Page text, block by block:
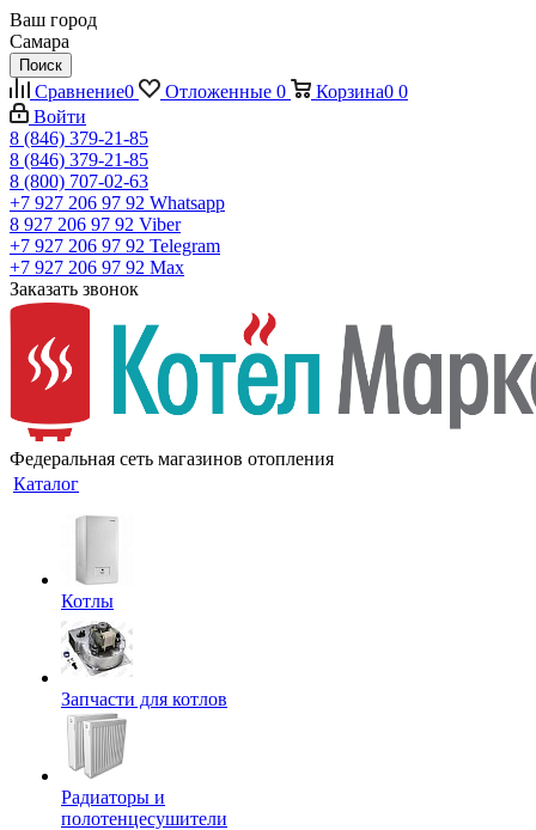
Ваш город
Самара
Поиск
Сравнение0 Отложенные 0 Корзина0 0
Войти
8 (846) 379-21-85
8 (846) 379-21-85
8 (800) 707-02-63
+7 927 206 97 92 Whatsapp
8 927 206 97 92 Viber
+7 927 206 97 92 Telegram
+7 927 206 97 92 Max
Заказать звонок
Федеральная сеть магазинов отопления
Каталог
Котлы
Запчасти для котлов
Радиаторы и
полотенцесушители